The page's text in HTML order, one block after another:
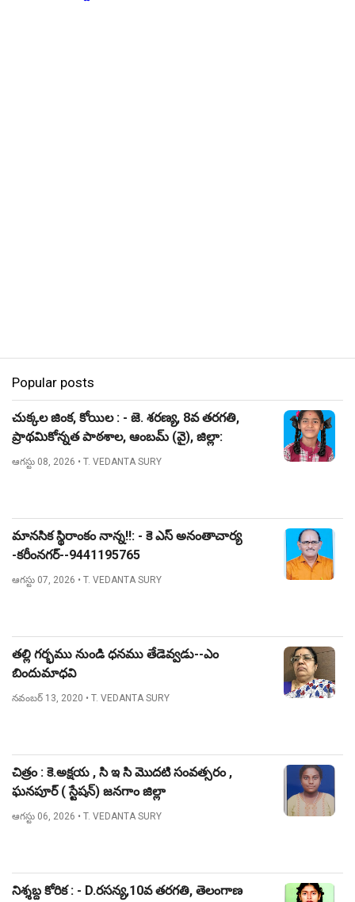
Popular posts
చుక్కల జింక, కోయిల : - జె. శరణ్య, 8వ తరగతి,
ప్రాథమికోన్నత పాఠశాల, ఆంబమ్ (వై), జిల్లా:
నిజామాబాద్.
ఆగస్టు 08, 2026 • T. VEDANTA SURY
మానసిక స్థిరాంకం నాన్న!!: - కె ఎస్ అనంతాచార్య
-కరీంనగర్--9441195765
ఆగస్టు 07, 2026 • T. VEDANTA SURY
తల్లి గర్భము నుండి ధనము తేడెవ్వడు--ఎం
బిందుమాధవి
నవంబర్ 13, 2020 • T. VEDANTA SURY
చిత్రం : కె.అక్షయ , సి ఇ సి మొదటి సంవత్సరం ,
ఘనపూర్ ( స్టేషన్) జనగాం జిల్లా
ఆగస్టు 06, 2026 • T. VEDANTA SURY
నిశ్శబ్ద కోరిక : - D.రసన్య,10వ తరగతి, తెలంగాణ